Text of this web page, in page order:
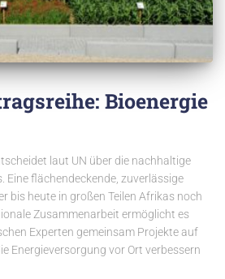
Bioenergie
laut UN über die nachhaltige
Eine flächendeckende, zuverlässige
bis heute in großen Teilen Afrikas noch
Zusammenarbeit ermöglicht es
Experten gemeinsam Projekte auf
Energieversorgung vor Ort verbessern